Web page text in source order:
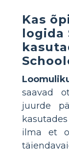
Kas
logida
saavad
juurde
ilma et